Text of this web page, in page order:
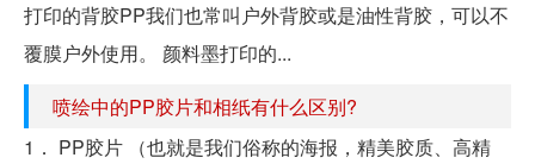
打印的背胶PP我们也常叫户外背胶或是油性背胶，可以不
覆膜户外使用。 颜料墨打印的...
喷绘中的PP胶片和相纸有什么区别?
1． PP胶片 （也就是我们俗称的海报，精美胶质、高精